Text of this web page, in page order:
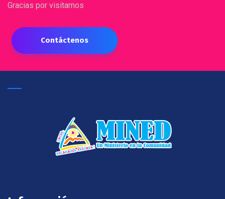
Gracias por visitarnos
Contáctenos